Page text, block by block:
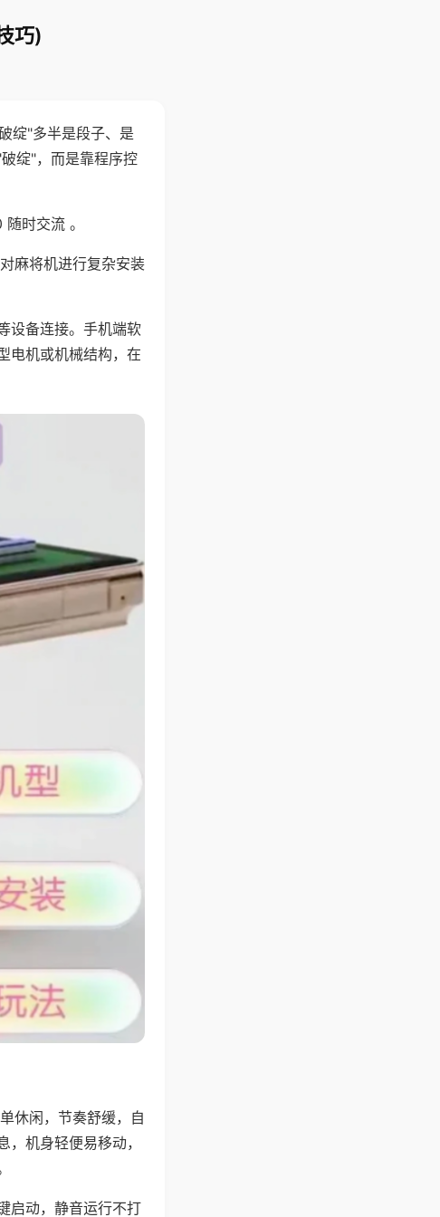
巧)
绽"多半是段子、是
绽"，而是靠程序控
时交流 。
麻将机进行复杂安装
设备连接。手机端软
电机或机械结构，在
休闲，节奏舒缓，自
机身轻便易移动，
启动，静音运行不打